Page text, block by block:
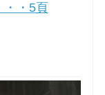
・・5頁